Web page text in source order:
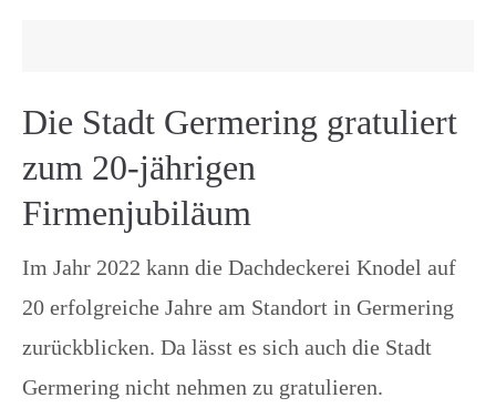
Die Stadt Germering gratuliert
zum 20-jährigen
Firmenjubiläum
Im Jahr 2022 kann die Dachdeckerei Knodel auf
20 erfolgreiche Jahre am Standort in Germering
zurückblicken. Da lässt es sich auch die Stadt
Germering nicht nehmen zu gratulieren.